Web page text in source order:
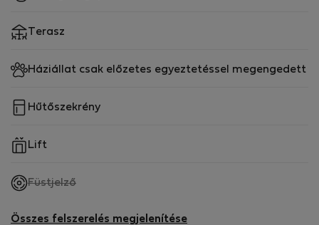
🚿 Fürdőszobák
Sétálós zuhanykabinok
Elegáns, modern kivitelezés
Mosó- és szárítógép
fürdőszoba mellett
🌬️ Klímaberendezés
Terasz
Háziállat csak előzetes egyeztetéssel megengedett
Hűtőszekrény
Lift
Füstjelző,
elérhető
Összes felszerelés megjelenítése